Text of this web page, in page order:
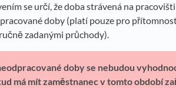
se určí, že doba strávená na
doby (platí pouze pro
zadanými průchody).
doby se nebudou
má mít zaměstnanec v tomto období